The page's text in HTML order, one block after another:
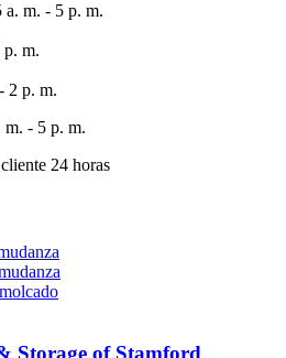
m. - 5 p. m.
p. m.
2 p. m.
m. - 5 p. m.
24 horas
Storage of Stamford